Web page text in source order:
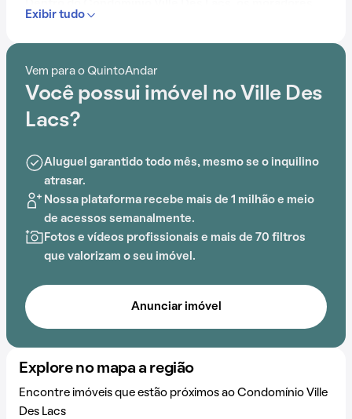
criando um ambiente ideal para uma vida de qualidade.
Exibir tudo
Vem para o QuintoAndar
Você possui imóvel no Ville Des
Lacs?
Aluguel garantido todo mês, mesmo se o inquilino
atrasar.
Nossa plataforma recebe mais de 1 milhão e meio
de acessos semanalmente.
Fotos e vídeos profissionais e mais de 70 filtros
que valorizam o seu imóvel.
Anunciar imóvel
Explore no mapa a região
Encontre imóveis que estão próximos ao Condomínio Ville
Des Lacs